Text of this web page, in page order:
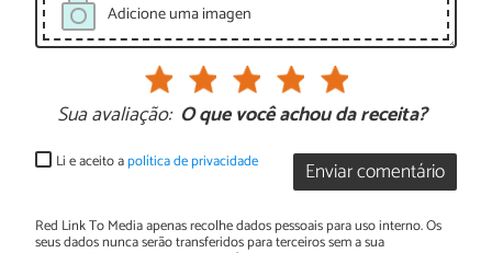
Adicione uma imagen
Sua avaliação: O que você achou da receita?
Enviar comentário
Li e aceito apolítica de privacidade
Red Link To Media apenas recolhe dados pessoais para uso interno. Os
seus dados nunca serão transferidos para terceiros sem a sua